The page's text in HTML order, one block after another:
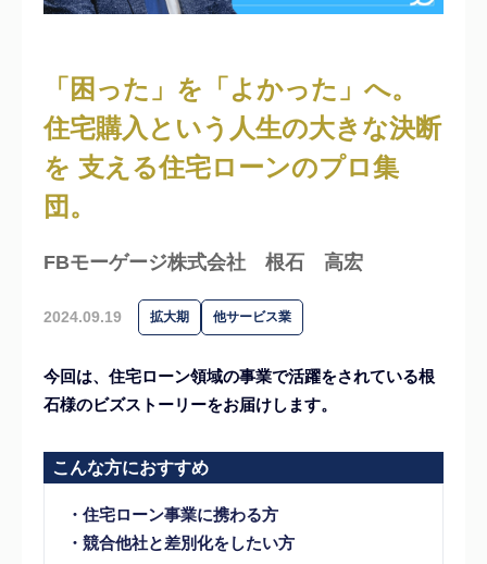
「困った」を「よかった」へ。
住宅購入という人生の大きな決断
を 支える住宅ローンのプロ集
団。
FBモーゲージ株式会社 根石 高宏
2024.09.19 拡大期 他サービス業
今回は、住宅ローン領域の事業で活躍をされている根
石様のビズストーリーをお届けします。
こんな方におすすめ
・住宅ローン事業に携わる方
・競合他社と差別化をしたい方